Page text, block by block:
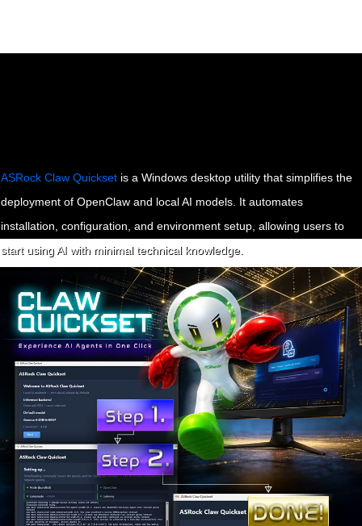
ASRock Claw Quickset is a Windows desktop utility that simplifies the
deployment of OpenClaw and local AI models. It automates
installation, configuration, and environment setup, allowing users to
start using AI with minimal technical knowledge.